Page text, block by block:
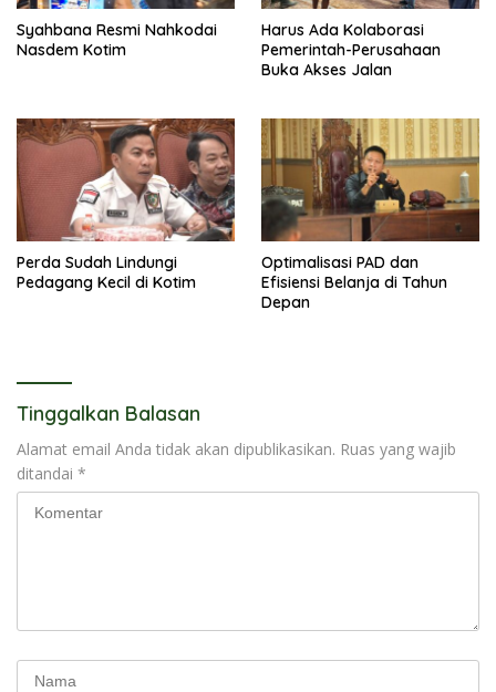
Syahbana Resmi Nahkodai
Nasdem Kotim
Harus Ada Kolaborasi
Pemerintah-Perusahaan
Buka Akses Jalan
Perda Sudah Lindungi
Pedagang Kecil di Kotim
Optimalisasi PAD dan
Efisiensi Belanja di Tahun
Depan
Tinggalkan Balasan
Alamat email Anda tidak akan dipublikasikan. Ruas yang wajib
ditandai *